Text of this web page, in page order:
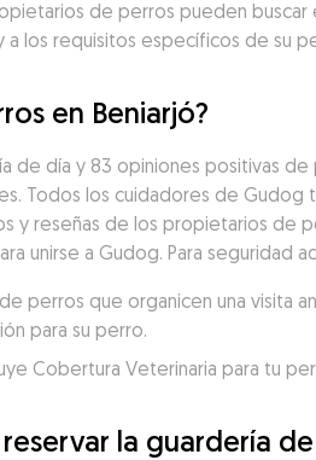
de perros pueden
los requisitos específicos de su
en Beniarjó?
de día y 83 opiniones positivas
Todos los cuidadores de Gudog
reseñas de los propietarios de
unirse a Gudog. Para seguridad
perros que organicen una visita
para su perro.
Cobertura Veterinaria para tu
la guardería